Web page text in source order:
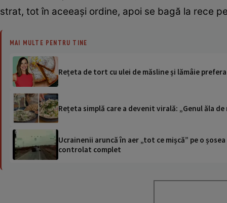
strat, tot în aceeași ordine, apoi se bagă la rece
MAI MULTE PENTRU TINE
Rețeta de tort cu ulei de măsline și lămâie
Rețeta simplă care a devenit virală: „Genul ăla
Ucrainenii aruncă în aer „tot ce mișcă” pe o
controlat complet